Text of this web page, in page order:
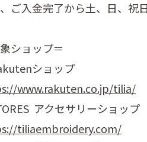
ご入金完了から土、日、祝
ショップ＝
ショップ
www.rakuten.co.jp/tilia/
アクセサリーショップ
tiliaembroidery.com/